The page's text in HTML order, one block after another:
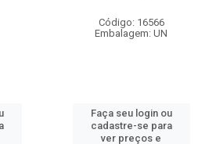
Código: 16566
Embalagem: UN
Faça seu login ou
cadastre-se para
ver preços e